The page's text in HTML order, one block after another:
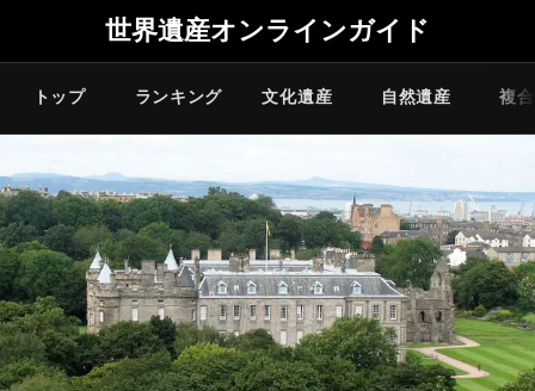
世界遺産オンラインガイド
トップ ランキング 文化遺産 自然遺産 複